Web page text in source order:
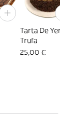
Tarta De
Trufa
25,00 €